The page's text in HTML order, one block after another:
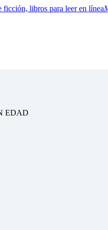
FantasíaUrbano